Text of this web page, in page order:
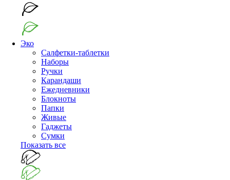
Эко
Салфетки-таблетки
Наборы
Ручки
Карандаши
Ежедневники
Блокноты
Папки
Живые
Гаджеты
Сумки
Показать все